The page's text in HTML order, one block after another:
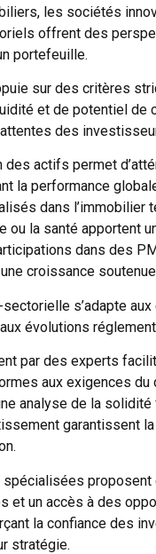
les sociétés
offrent des
portefeuille.
sur des critères
et de potentiel de
des
des actifs permet
la performance
dans l’immobilier
ou la santé apportent
dans des
croissance
sectorielle s’adapte
évolutions
par des experts
aux exigences du
analyse de la solidité
garantissent
proposent
et un accès à des
la confiance des
stratégie.